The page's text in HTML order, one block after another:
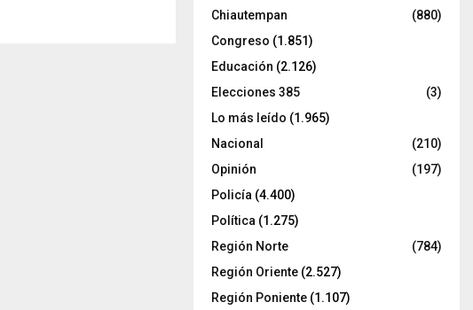
Chiautempan
(880)
Congreso (1.851)
Educación (2.126)
Elecciones 385
(3)
Lo más leído (1.965)
Nacional
(210)
Opinión
(197)
Policía (4.400)
Política (1.275)
Región Norte
(784)
Región Oriente (2.527)
Región Poniente (1.107)